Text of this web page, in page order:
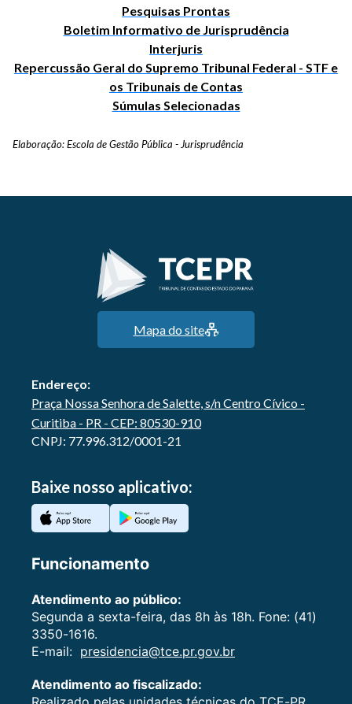
Pesquisas Prontas
Boletim Informativo de Jurisprudência
Interjuris
Repercussão Geral do Supremo Tribunal Federal - STF e
os Tribunais de Contas
Súmulas Selecionadas
Elaboração: Escola de Gestão Pública - Jurisprudência
Mapa do site
Endereço:
Praça Nossa Senhora de Salette, s/n Centro Cívico -
Curitiba - PR - CEP: 80530-910
CNPJ: 77.996.312/0001-21
Baixe nosso aplicativo:
Funcionamento
Atendimento ao público:
Segunda a sexta-feira, das 8h às 18h. Fone: (41)
3350-1616.
E-mail: presidencia@tce.pr.gov.br
Atendimento ao fiscalizado: